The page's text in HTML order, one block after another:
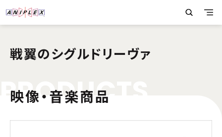
戦翼のシグルドリーヴァ
PRODUC
映像・音楽商品